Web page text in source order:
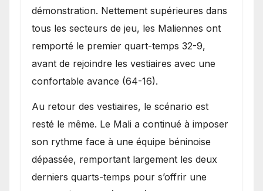
démonstration. Nettement supérieures dans
tous les secteurs de jeu, les Maliennes ont
remporté le premier quart-temps 32-9,
avant de rejoindre les vestiaires avec une
confortable avance (64-16).
Au retour des vestiaires, le scénario est
resté le même. Le Mali a continué à imposer
son rythme face à une équipe béninoise
dépassée, remportant largement les deux
derniers quarts-temps pour s’offrir une